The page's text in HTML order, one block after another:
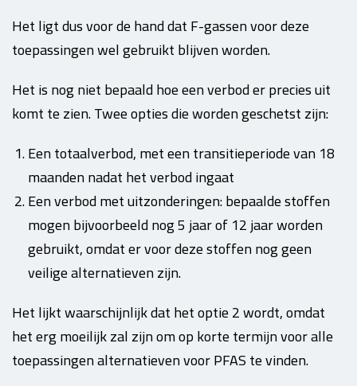
Het ligt dus voor de hand dat F-gassen voor deze
toepassingen wel gebruikt blijven worden.
Het is nog niet bepaald hoe een verbod er precies uit
komt te zien. Twee opties die worden geschetst zijn:
Een totaalverbod, met een transitieperiode van 18
maanden nadat het verbod ingaat
Een verbod met uitzonderingen: bepaalde stoffen
mogen bijvoorbeeld nog 5 jaar of 12 jaar worden
gebruikt, omdat er voor deze stoffen nog geen
veilige alternatieven zijn.
Het lijkt waarschijnlijk dat het optie 2 wordt, omdat
het erg moeilijk zal zijn om op korte termijn voor alle
toepassingen alternatieven voor PFAS te vinden.